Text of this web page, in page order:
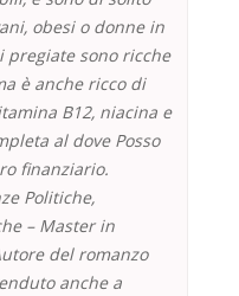
obesi o donne in
pregiate sono ricche
è anche ricco di
B12, niacina e
al dove Posso
finanziario.
Politiche,
– Master in
del romanzo
anche a